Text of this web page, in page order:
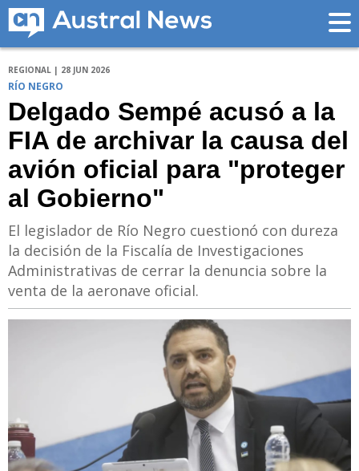
REGIONAL | 28 JUN 2026
RÍO NEGRO
Delgado Sempé acusó a la
FIA de archivar la causa del
avión oficial para "proteger
al Gobierno"
El legislador de Río Negro cuestionó con dureza
la decisión de la Fiscalía de Investigaciones
Administrativas de cerrar la denuncia sobre la
venta de la aeronave oficial.